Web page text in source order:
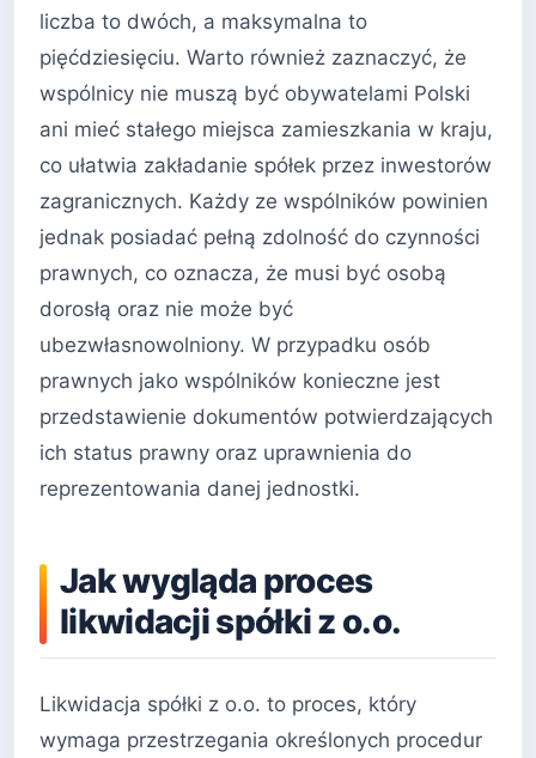
liczba to dwóch, a maksymalna to
pięćdziesięciu. Warto również zaznaczyć, że
wspólnicy nie muszą być obywatelami Polski
ani mieć stałego miejsca zamieszkania w kraju,
co ułatwia zakładanie spółek przez inwestorów
zagranicznych. Każdy ze wspólników powinien
jednak posiadać pełną zdolność do czynności
prawnych, co oznacza, że musi być osobą
dorosłą oraz nie może być
ubezwłasnowolniony. W przypadku osób
prawnych jako wspólników konieczne jest
przedstawienie dokumentów potwierdzających
ich status prawny oraz uprawnienia do
reprezentowania danej jednostki.
Jak wygląda proces
likwidacji spółki z o.o.
Likwidacja spółki z o.o. to proces, który
wymaga przestrzegania określonych procedur